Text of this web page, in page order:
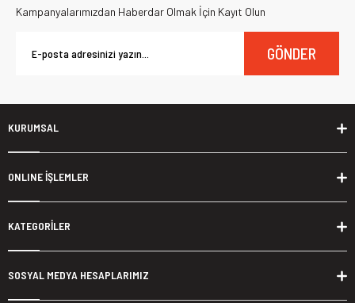
Kampanyalarımızdan Haberdar Olmak İçin Kayıt Olun
GÖNDER
KURUMSAL
ONLINE İŞLEMLER
KATEGORİLER
SOSYAL MEDYA HESAPLARIMIZ